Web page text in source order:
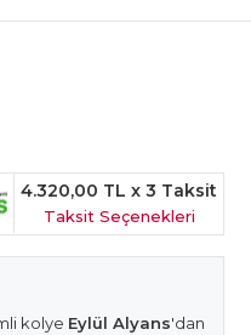
4.320,00 TL x 3 Taksit
Taksit Seçenekleri
kolye Eylül Alyans'dan